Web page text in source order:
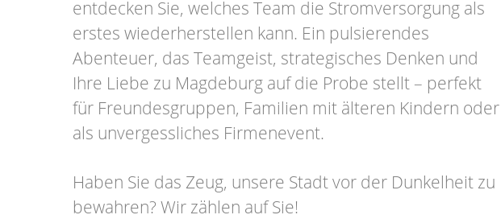
entdecken Sie, welches Team die Stromversorgung als
erstes wiederherstellen kann. Ein pulsierendes
Abenteuer, das Teamgeist, strategisches Denken und
Ihre Liebe zu Magdeburg auf die Probe stellt – perfekt
für Freundesgruppen, Familien mit älteren Kindern oder
als unvergessliches Firmenevent.
Haben Sie das Zeug, unsere Stadt vor der Dunkelheit zu
bewahren? Wir zählen auf Sie!